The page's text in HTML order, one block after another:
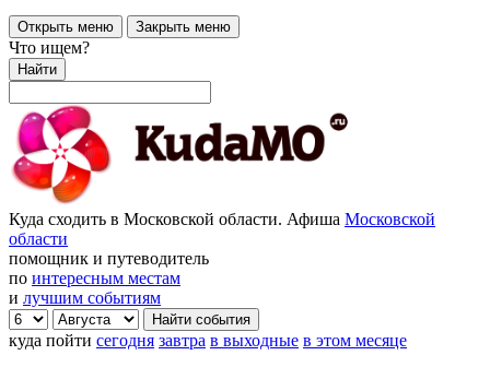
Открыть меню Закрыть меню
Что ищем?
Найти
Куда сходить в Московской области. Афиша Московской
области
помощник и путеводитель
по интересным местам
и лучшим событиям
куда пойти сегодня завтра в выходные в этом месяце